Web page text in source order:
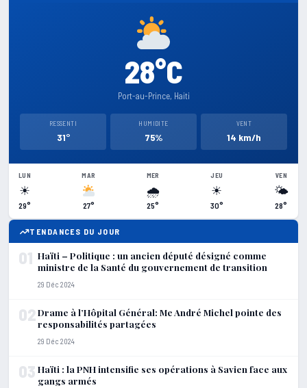
28°C
Port-au-Prince, Haiti
RESSENTI
31°
HUMIDITE
75%
VENT
14 km/h
LUN
☀
29°
MAR
27°
MER
🌧
25°
JEU
☀
30°
VEN
🌤
28°
TENDANCES DU JOUR
01 Haïti – Politique : un ancien député désigné comme
ministre de la Santé du gouvernement de transition
29 Déc 2024
02Drame à l’Hôpital Général: Me André Michel pointe des
responsabilités partagées
29 Déc 2024
03 Haïti : la PNH intensifie ses opérations à Savien face aux
gangs armés